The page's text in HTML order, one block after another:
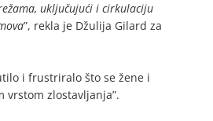
uključujući i cirkulaciju
”, rekla je Džulija Gilard za
i frustriralo što se žene i
vrstom zlostavljanja”.